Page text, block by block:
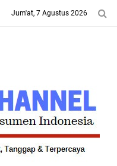
Jum'at, 7 Agustus 2026